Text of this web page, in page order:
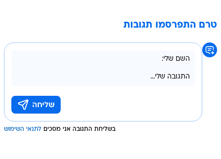
טרם התפרסמו תגובות
בשליחת התגובה אני מסכים לתנאי השימוש